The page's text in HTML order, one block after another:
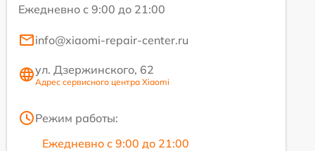
Ежедневно с 9:00 до 21:00
info@xiaomi-repair-center.ru
ул. Дзержинского, 62
Адрес сервисного центра Xiaomi
Режим работы:
Ежедневно с 9:00 до 21:00